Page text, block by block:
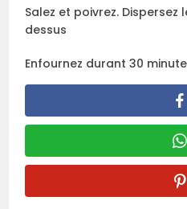
Salez et poivrez.
dessus
Enfournez durant 30